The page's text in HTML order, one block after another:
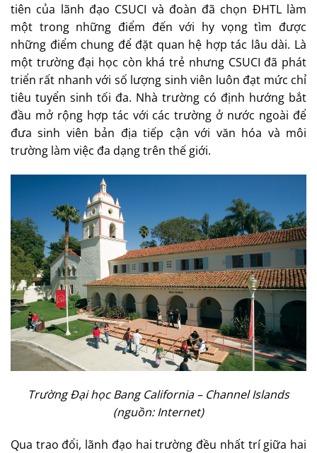
tiên của lãnh đạo CSUCI và đoàn đã chọn ĐHTL làm
một trong những điểm đến với hy vọng tìm được
những điểm chung để đặt quan hệ hợp tác lâu dài. Là
một trường đại học còn khá trẻ nhưng CSUCI đã phát
triển rất nhanh với số lượng sinh viên luôn đạt mức chỉ
tiêu tuyển sinh tối đa. Nhà trường có định hướng bắt
đầu mở rộng hợp tác với các trường ở nước ngoài để
đưa sinh viên bản địa tiếp cận với văn hóa và môi
trường làm việc đa dạng trên thế giới.
Trường Đại học Bang California – Channel Islands
(nguồn: Internet)
Qua trao đổi, lãnh đạo hai trường đều nhất trí giữa hai